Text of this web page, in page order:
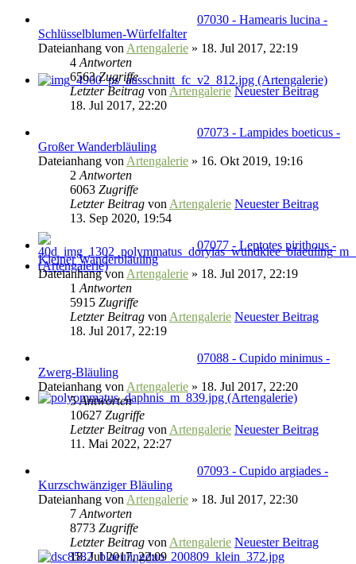
07030 - Hamearis lucina -
Schlüsselblumen-Würfelfalter
Dateianhang von Artengalerie » 18. Jul 2017, 22:19
4 Antworten
6563Zugriffe
Letzter Beitrag von Artengalerie Neuester Beitrag
18. Jul 2017, 22:20
07073 - Lampides boeticus -
Großer Wanderbläuling
Dateianhang von Artengalerie » 16. Okt 2019, 19:16
2 Antworten
6063 Zugriffe
Letzter Beitrag von Artengalerie Neuester Beitrag
13. Sep 2020, 19:54
07077 - Leptotes pirithous -
Kleiner Wanderbläuling
Dateianhangvon Artengalerie » 18. Jul 2017, 22:19
1 Antworten
5915 Zugriffe
Letzter Beitrag von Artengalerie Neuester Beitrag
18. Jul 2017, 22:19
07088 - Cupido minimus -
Zwerg-Bläuling
Dateianhang von Artengalerie » 18. Jul 2017, 22:20
5Antworten
10627 Zugriffe
Letzter Beitrag von Artengalerie Neuester Beitrag
11. Mai 2022, 22:27
07093 - Cupido argiades -
Kurzschwänziger Bläuling
Dateianhang von Artengalerie » 18. Jul 2017, 22:30
7 Antworten
8773 Zugriffe
Letzter Beitrag von Artengalerie Neuester Beitrag
18. Jul 2017, 22:09